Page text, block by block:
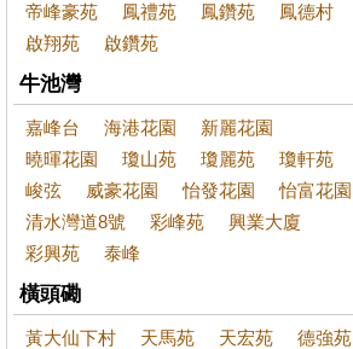
帝峰豪苑
鳳禮苑 鳳鑽苑
鳳德村
啟翔苑
啟鑽苑
牛池灣
嘉峰台 海港花園
新麗花園
曉暉花園
瓊山苑 瓊麗苑
瓊軒苑
峻弦
威豪花園 怡發花園
怡富花園
清水灣道8號
彩峰苑
興業大廈
彩興苑
泰峰
橫頭磡
黃大仙下村 天馬苑 天宏苑
德強苑